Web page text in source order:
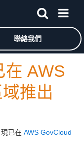
Services 首頁
聯絡我們
在 AWS
推出
已在 AWS GovCloud